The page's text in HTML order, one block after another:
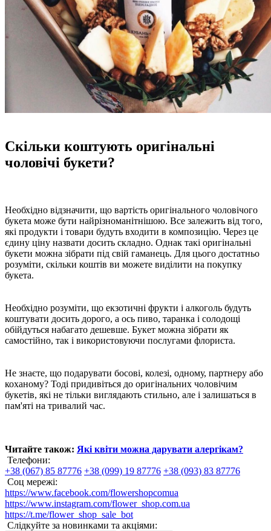
Скільки коштують оригінальні
чоловічі букети?
Необхідно відзначити, що вартість оригінального чоловічого
букета може бути найрізноманітнішою. Все залежить від того,
які продукти і товари будуть входити в композицію. Через це
єдину ціну назвати досить складно. Однак такі оригінальні
букети можна зібрати під свій гаманець. Для цього достатньо
розуміти, скільки коштів ви можете виділити на покупку
букета.
Необхідно розуміти, що екзотичні фрукти і алкоголь будуть
коштувати досить дорого, а ось пиво, таранка і солодощі
обійдуться набагато дешевше. Букет можна зібрати як
самостійно, так і використовуючи послугами флориста.
Не знаєте, що подарувати босові, колезі, одному, партнеру або
коханому? Тоді придивіться до оригінальних чоловічим
букетів, які не тільки виглядають стильно, але і залишаться в
пам'яті на тривалий час.
Читайте також: Які квіти можна дарувати алергікам?
Телефони:
+38 (067) 85 87776 +38 (099) 19 87776 +38 (093) 83 87776
Соц мережі:
https://www.facebook.com/flowershopcomua
https://www.instagram.com/flower_shop.com.ua
https://t.me/flower_shop_sale_bot
Слідкуйте за новинками та акціями: